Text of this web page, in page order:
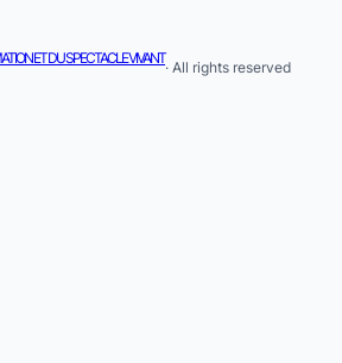
ET DU SPECTACLE VIVANT
· All rights reserved